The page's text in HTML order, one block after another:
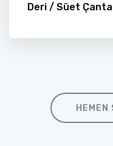
Deri / Süet Çanta
HEMEN